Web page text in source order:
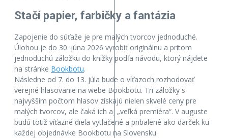
Stačí papier, farbičky a fantázia
Zapojenie do súťaže je pre malých tvorcov jednoduché.
Úlohou je do 30. júna 2026 vyrobiť originálnu a pritom
jednoduchú záložku do knižky podľa návodu, ktorý nájdete
na stránke Bookbotu.
Následne od 7. do 13. júla bude o víťazoch rozhodovať
verejné hlasovanie na webe Bookbotu. Tri záložky s
najvyšším počtom hlasov získajú nielen skvelé ceny pre
malých tvorcov, ale čaká ich aj „veľká premiéra“. V auguste
budú totiž víťazné diela vytlačené a pribalené ako darček ku
každej objednávke Bookbotu na Slovensku.